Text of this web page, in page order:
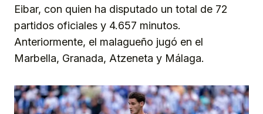
Eibar, con quien ha disputado un total de 72
partidos oficiales y 4.657 minutos.
Anteriormente, el malagueño jugó en el
Marbella, Granada, Atzeneta y Málaga.